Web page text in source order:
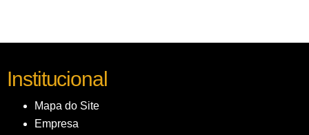
Institucional
Mapa do Site
Empresa